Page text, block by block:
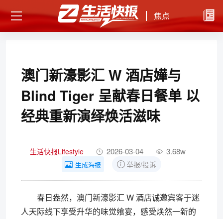
焦点
澳门新濠影汇 W 酒店嬅与
Blind Tiger 呈献春日餐单 以
经典重新演绎焕活滋味
生活快报Lifestyle 2026-03-04 3.68w
生成海报 举报/投诉
春日盎然，澳门新濠影汇 W 酒店诚邀宾客于迷
人天际线下享受升华的味觉飨宴，感受焕然一新的